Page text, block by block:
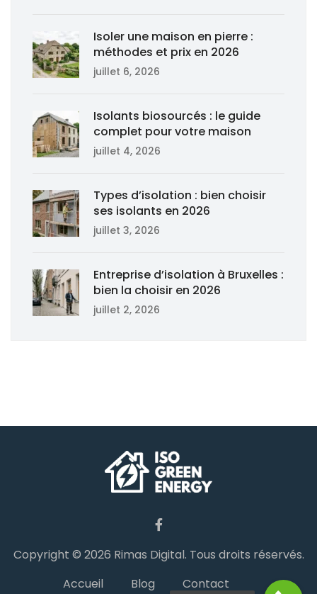
Isoler une maison en pierre :
méthodes et prix en 2026
juillet 6, 2026
Isolants biosourcés : le guide
complet pour votre maison
juillet 4, 2026
Types d’isolation : bien choisir
ses isolants en 2026
juillet 3, 2026
Entreprise d’isolation à Bruxelles :
bien la choisir en 2026
juillet 2, 2026
Copyright © 2026 Rimas Digital. Tous droits réservés.
Accueil
Blog
Contact